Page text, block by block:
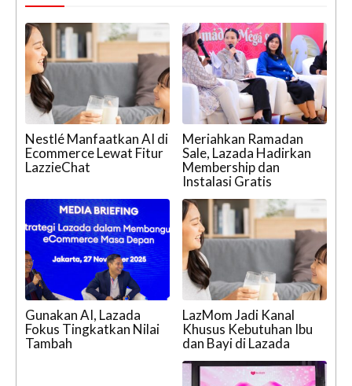
Nestlé Manfaatkan AI di
Ecommerce Lewat Fitur
LazzieChat
Meriahkan Ramadan
Sale, Lazada Hadirkan
Membership dan
Instalasi Gratis
Gunakan AI, Lazada
Fokus Tingkatkan Nilai
Tambah
LazMom Jadi Kanal
Khusus Kebutuhan Ibu
dan Bayi di Lazada